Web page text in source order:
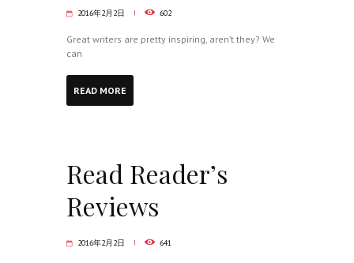
2016年2月2日 602
Great writers are pretty inspiring, aren’t they? We
can
READ MORE
Read Reader’s
Reviews
2016年2月2日 641